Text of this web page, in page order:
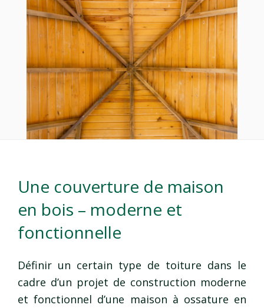
Une couverture de maison
en bois – moderne et
fonctionnelle
Définir un certain type de toiture dans le
cadre d’un projet de construction moderne
et fonctionnel d’une maison à ossature en